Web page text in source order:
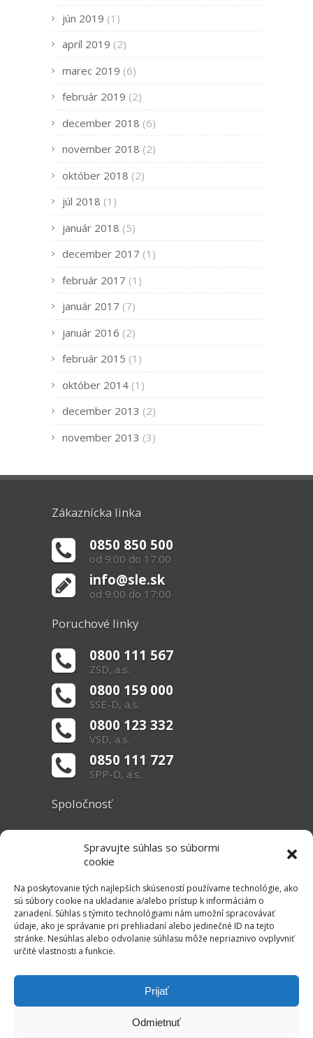
Spravujte súhlas so súbormi
cookie
Na poskytovanie tých najlepších skúseností používame technológie, ako
sú súbory cookie na ukladanie a/alebo prístup k informáciám o
zariadení. Súhlas s týmito technológiami nám umožní spracovávať
údaje, ako je správanie pri prehliadaní alebo jedinečné ID na tejto
stránke. Nesúhlas alebo odvolanie súhlasu môže nepriaznivo ovplyvniť
určité vlastnosti a funkcie.
Prijať
Odmietnuť
jún 2019 (1)
apríl 2019 (2)
marec 2019 (6)
február 2019 (2)
december 2018 (6)
november 2018 (2)
október 2018 (2)
júl 2018 (1)
január 2018 (5)
december 2017 (1)
február 2017 (1)
január 2017 (7)
január 2016 (2)
február 2015 (1)
október 2014 (1)
december 2013 (2)
november 2013 (3)
Zákaznícka linka
0850 850 500
od 9:00 do 17:00
info@sle.sk
od 9:00 do 17:00
Poruchové linky
0800 111 567
ZSD, a.s.
0800 159 000
SSE-D, a.s.
0800 123 332
VSD, a.s.
0850 111 727
SPP-D, a.s.
Spoločnosť
O nás
Základné informácie
Užitočné linky
Právne informácie
RSS Kanál